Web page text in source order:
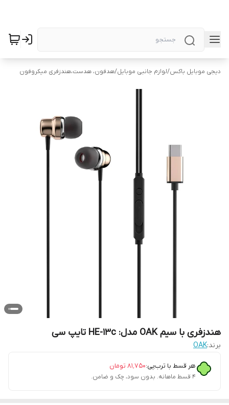
دیجی موبایل باکس/لوازم جانبی موبایل/هدفون، هدست،هندزفری میکروفون
هندزفری با سیم OAK مدل: HE-13c تایپ سی
برند:OAK
هر قسط با ترب‌پی:۸۱٬۷۵۰ تومان
۴ قسط ماهانه. بدون سود، چک و ضامن.